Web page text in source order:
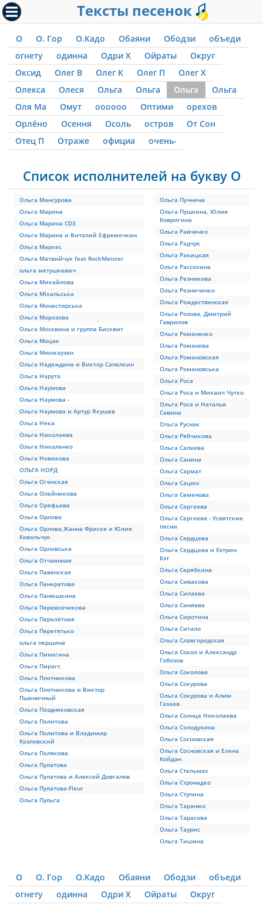
Тексты песенок
О О. Гор О.Кадо Обаяни Ободзи
объеди
огнету
одинна Одри Х Ойраты
Округ
Оксид
Олег В Олег К Олег П
Олег Х
Олекса
Олеся Ольга Ольга Ольга
Ольга
Оля Ма
Омут оооооо Оптими
орехов
Орлёно
Осення Осоль остров
От Сон
Отец П
Отраже официа очень-
Список исполнителей на букву О
Ольга Мансурова
Ольга Марина
Ольга Марина CD3
Ольга Марина и Виталий Ефремочкин
Ольга Маркес
Ольга Матвийчук feat RockMeister
ольга метушкевич
Ольга Михайлова
Ольга Міхальська
Ольга Монастирська
Ольга Морозова
Ольга Москвина и группа Бисквит
Ольга Моцак
Ольга Мюнхаузен
Ольга Надеждина и Виктор Сапелкин
Ольга Нарута
Ольга Наумова
Ольга Наумова -
Ольга Наумова и Артур Якушев
Ольга Нека
Ольга Николаева
Ольга Николенко
Ольга Новикова
ОЛЬГА НОРД
Ольга Огинская
Ольга Олейникова
Ольга Орефьева
Ольга Орлова
Ольга Орлова,Жанна Фриске и Юлия
Ковальчук
Ольга Орловська
Ольга Отчаянная
Ольга Павенская
Ольга Панкратова
Ольга Панюшкина
Ольга Перевозчикова
Ольга Перелётная
Ольга Перетятько
ольга першина
Ольга Пинигина
Ольга Пирагс
Ольга Плотникова
Ольга Плотникова и Виктор
Пшеничный
Ольга Поздняковская
Ольга Политова
Ольга Политова и Владимир
Козловский
Ольга Полякова
Ольга Пулатова
Ольга Пулатова и Алексей Довгалев
Ольга Пулатова-Fleur
Ольга Пульга
Ольга Пучнина
Ольга Пушкина, Юлия
Ковригина
Ольга Равченко
Ольга Радчук
Ольга Ракицкая
Ольга Рассохина
Ольга Резникова
Ольга Резниченко
Ольга Рождественская
Ольга Розова, Дмитрий
Гаврилов
Ольга Романенко
Ольга Романова
Ольга Романовская
Ольга Романовська
Ольга Роса
Ольга Роса и Михаил Чутко
Ольга Роса и Наталья
Савина
Ольга Руснак
Ольга Рябчикова
Ольга Салеева
Ольга Санина
Ольга Сармат
Ольга Сацюк
Ольга Семенова
Ольга Сергеева
Ольга Сергеева - Усвятские
песни
Ольга Сердцева
Ольга Сердцева и Кэтрин
Кэт
Ольга Серябкина
Ольга Сивакова
Ольга Силаева
Ольга Синяева
Ольга Сиротина
Ольга Ситало
Ольга Славгородская
Ольга Сокол и Александр
Гобозов
Ольга Соколова
Ольга Сокурова
Ольга Сокурова и Алим
Газаев
Ольга Солнце Николаева
Ольга Солодухина
Ольга Сосновская
Ольга Сосновская и Елена
Койдан
Ольга Стельмах
Ольга Стронадко
Ольга Ступина
Ольга Таранюк
Ольга Тарасова
Ольга Таурис
Ольга Тишина
О О. Гор О.Кадо Обаяни Ободзи
объеди
огнету
одинна Одри Х Ойраты
Округ